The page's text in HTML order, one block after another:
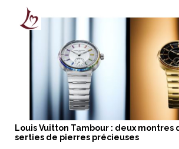
Louis Vuitton Tambour : deux montres
serties de pierres précieuses